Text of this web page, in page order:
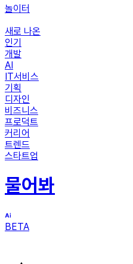
놀이터
새로 나온
인기
개발
AI
IT서비스
기획
디자인
비즈니스
프로덕트
커리어
트렌드
스타트업
물어봐
BETA